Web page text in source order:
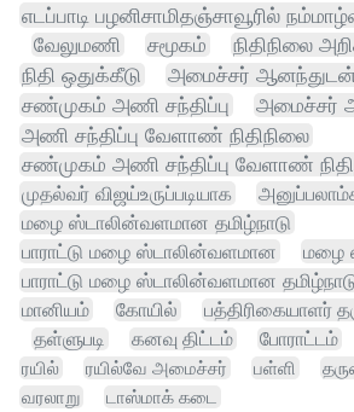
எடப்பாடி பழனிசாமிதஞ்சாவூரில்
வேலுமணி சமூகம்
நிதிநிலை
நிதி ஒதுக்கீடு
அமைச்சர்
சண்முகம் அணி சந்திப்பு
அமைச்சர்
அணி சந்திப்பு வேளாண் நிதிநிலை
சண்முகம் அணி சந்திப்பு வேளாண்
முதல்வர் விஜய்உருப்படியாக
மழை ஸ்டாலின்வளமான தமிழ்நாடு
பாராட்டு மழை ஸ்டாலின்வளமான
மழை
பாராட்டு மழை ஸ்டாலின்வளமான
மானியம்
கோயில் பத்திரிகையாளர்
தள்ளுபடி
கனவு திட்டம் போராட்டம்
ரயில்
ரயில்வே அமைச்சர் பள்ளி
வரலாறு
டாஸ்மாக் கடை